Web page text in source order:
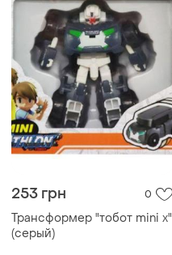
253 грн 0
Трансформер "тобот mini x"
(серый)